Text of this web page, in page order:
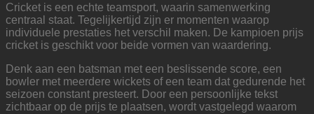
Cricket is een echte teamsport, waarin samenwerking
centraal staat. Tegelijkertijd zijn er momenten waarop
individuele prestaties het verschil maken. De kampioen prijs
cricket is geschikt voor beide vormen van waardering.
Denk aan een batsman met een beslissende score, een
bowler met meerdere wickets of een team dat gedurende het
seizoen constant presteert. Door een persoonlijke tekst
zichtbaar op de prijs te plaatsen, wordt vastgelegd waarom